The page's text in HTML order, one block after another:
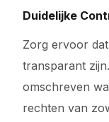
Duidelijke
Zorg ervoor
transparant
omschreven
rechten van